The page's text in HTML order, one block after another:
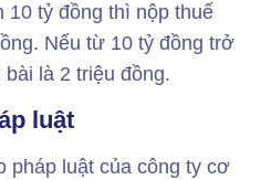
10 tỷ đồng thì nộp thuế
Nếu từ 10 tỷ đồng trở
là 2 triệu đồng.
luật
pháp luật của công ty cơ